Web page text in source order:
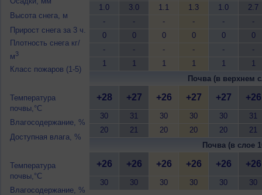
Высота снега, м
Прирост снега за 3 ч.
Плотность снега кг/
м3
Класс пожаров (1-5)
Температура
почвы,°C
Влагосодержание, %
Доступная влага, %
Температура
почвы,°C
Влагосодержание, %
1.0
-
0
-
1
3.0
-
0
-
1
1.1
-
0
-
1
1.3
-
0
-
1
1.0
-
0
-
1
2.7
-
0
-
1
Почва (в верхнем
+28
30
20
+27
31
21
+26
30
20
+27
30
20
+27
30
20
+26
31
21
Почва (в слое
+26
30
+26
30
+26
30
+26
30
+26
30
+26
30